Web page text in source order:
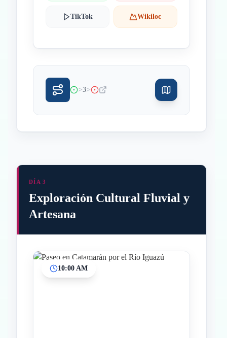
TikTok Wikiloc
>3>
DÍA 3
Exploración Cultural Fluvial y
Artesana
10:00 AM